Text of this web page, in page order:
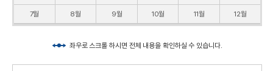
7월 8월 9월 10월 11월 12월
좌우로 스크롤 하시면 전체 내용을 확인하실 수 있습니다.